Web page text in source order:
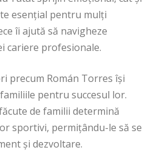
esențial pentru mulți
îi ajută să navigheze
cariere profesionale.
precum Román Torres își
pentru succesul lor.
de familii determină
sportivi, permițându-le să se
și dezvoltare.